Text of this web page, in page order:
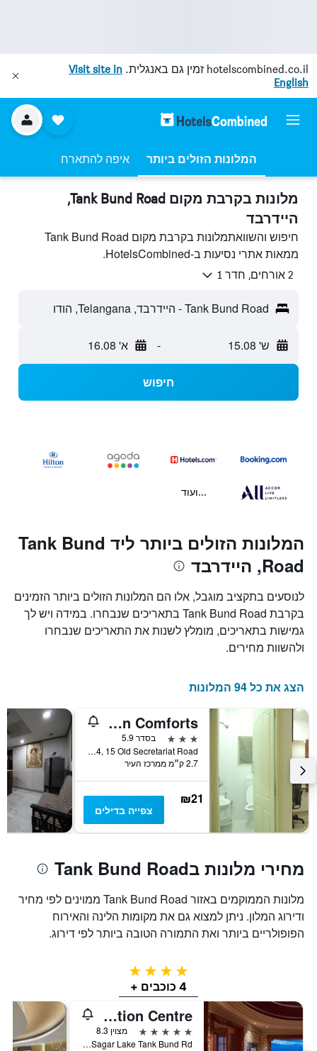
hotelscombined.co.il זמין גם באנגלית. Visit site in
English
המלונות הזולים ביותר איפה להתארח
מלונות בקרבת מקום Tank Bund Road,
היידרבד
חיפוש והשוואתמלונות בקרבת מקום Tank Bund Road
ממאות אתרי נסיעות ב-HotelsCombined.
2 אורחים, חדר 1
Tank Bund Road - היידרבד, Telangana, הודו
ש' 15.08 - א' 16.08
חיפוש
...ועוד
המלונות הזולים ביותר ליד Tank Bund
Road, היידרבד
לנוסעים בתקציב מוגבל, אלו הם המלונות הזולים ביותר הזמינים
בקרבת Tank Bund Road בתאריכים שנבחרו. במידה ויש לך
גמישות בתאריכים, מומלץ לשנות את התאריכים שנבחרו
ולהשוות מחירים.
הצג את כל 94 המלונות
Deccan Comforts
3 כוכבים
בסדר 5.9
No. 5-9-19/14, 15 Old Secretariat Road, היידרבד, הודו
2.7 ק״מ ממרכז העיר
₪21
צפייה בדילים
מחירי מלונות בTank Bund Road
מלונות הממוקמים באזור Tank Bund Road ממוינים לפי מחיר
ודירוג המלון. ניתן למצוא גם את מקומות הלינה והאירוח
הפופולריים ביותר ואת התמורה הטובה ביותר לפי דירוג.
4 כוכבים
4 כוכבים +
Hyderabad Marriott Hotel & Convention Centre
5 כוכבים
מצוין 8.3
Opp. Hussain Sagar Lake Tank Bund Rd, היידרבד, הודו